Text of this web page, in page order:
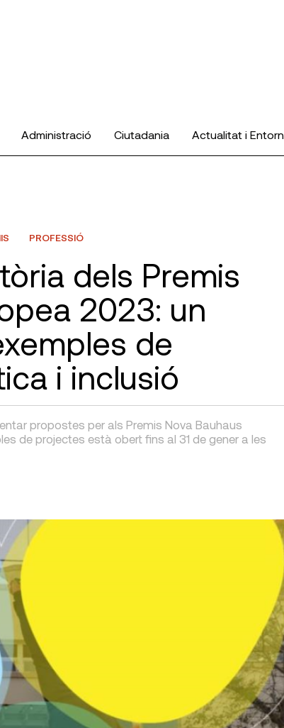
Administració Ciutadania Actualitat i Entorn
PROFESSIÓ
dels Premis
2023: un
de
i inclusió
propostes per als Premis Nova Bauhaus
de projectes està obert fins al 31 de gener a les